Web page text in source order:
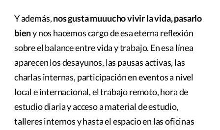
Y además,nos gusta muuucho vivir la vida, pasarlo
bieny nos hacemos cargo de esa eterna reflexión
sobre el balance entre vida y trabajo. En esa línea
aparecen los desayunos, las pausas activas, las
charlas internas, participación en eventos a nivel
local e internacional, el trabajo remoto, hora de
estudio diaria y acceso a material de estudio,
talleres internos y hasta el espacio en las oficinas